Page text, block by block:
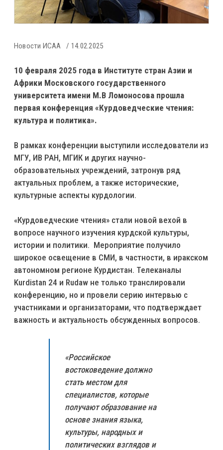
Новости ИСАА 14.02.2025
10 февраля 2025 года в Институте стран Азии и
Африки Московского государственного
университета имени М.В Ломоносова прошла
первая конференция «Курдоведческие чтения:
культура и политика».
В рамках конференции выступили исследователи из
МГУ, ИВ РАН, МГИК и других научно-
образовательных учреждений, затронув ряд
актуальных проблем, а также исторические,
культурные аспекты курдологии.
«Курдоведческие чтения» стали новой вехой в
вопросе научного изучения курдской культуры,
истории и политики. Мероприятие получило
широкое освещение в СМИ, в частности, в иракском
автономном регионе Курдистан. Телеканалы
Kurdistan 24 и Rudaw не только транслировали
конференцию, но и провели серию интервью с
участниками и организаторами, что подтверждает
важность и актуальность обсужденных вопросов.
«Российское
востоковедение должно
стать местом для
специалистов, которые
получают образование на
основе знания языка,
культуры, народных и
политических взглядов и